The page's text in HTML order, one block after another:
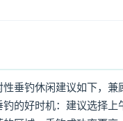
垂钓休闲建议如下，兼
的好时机：建议选择